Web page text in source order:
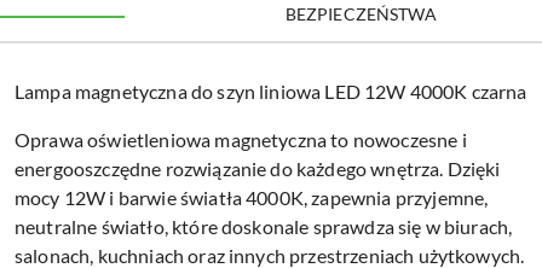
BEZPIECZEŃSTWA
Lampa magnetyczna do szyn liniowa LED 12W 4000K czarna
Oprawa oświetleniowa magnetyczna to nowoczesne i
energooszczędne rozwiązanie do każdego wnętrza. Dzięki
mocy 12W i barwie światła 4000K, zapewnia przyjemne,
neutralne światło, które doskonale sprawdza się w biurach,
salonach, kuchniach oraz innych przestrzeniach użytkowych.